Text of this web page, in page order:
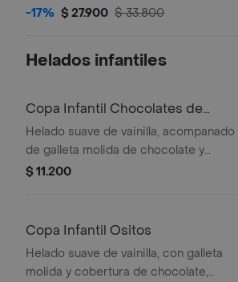
tradicional helado de vainilla
-17% $ 27.900 $ 33.800
Helados infantiles
Copa Infantil Chocolates de
Colores
Helado suave de vainilla, acompanado
de galleta molida de chocolate y
cobertura de chocolate, con un toque
$ 11.200
Copa Infantil Ositos
Helado suave de vainilla, con galleta
molida y cobertura de chocolate,